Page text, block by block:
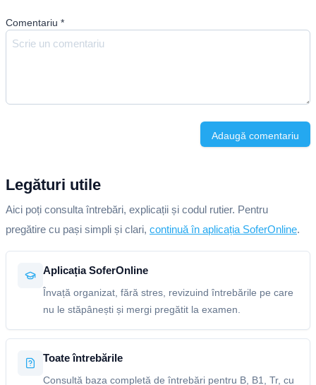
Comentariu *
Adaugă comentariu
Legături utile
Aici poți consulta întrebări, explicații și codul rutier. Pentru
pregătire cu pași simpli și clari, continuă în aplicația SoferOnline.
Aplicația SoferOnline
Învață organizat, fără stres, revizuind întrebările pe care
nu le stăpânești și mergi pregătit la examen.
Toate întrebările
Consultă baza completă de întrebări pentru B, B1, Tr, cu